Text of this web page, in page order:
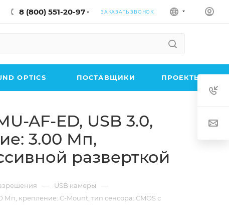
8 (800) 551-20-97 ЗАКАЗАТЬ ЗВОНОК
OPTICS ПОСТАВЩИКИ ПРОЕКТЫ
AF-ED, USB 3.0,
3.00 Мп,
разверткой
— USB камеры —
крепление: C-Mount, тип сенсора: CMOS с